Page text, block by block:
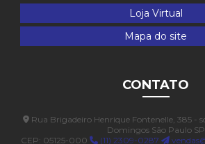
Loja Virtual
Mapa do site
CONTATO
Rua Brigadeiro Henrique Fontenelle, 385 -
Domingos São Paulo SP
CEP: 05125-000
(11) 2309-0287